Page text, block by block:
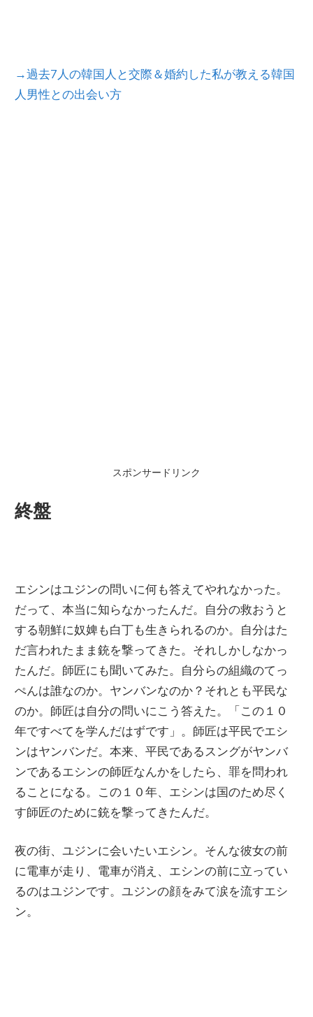
→過去7人の韓国人と交際＆婚約した私が教える韓国
人男性との出会い方
スポンサードリンク
終盤
エシンはユジンの問いに何も答えてやれなかった。
だって、本当に知らなかったんだ。自分の救おうと
する朝鮮に奴婢も白丁も生きられるのか。自分はた
だ言われたまま銃を撃ってきた。それしかしなかっ
たんだ。師匠にも聞いてみた。自分らの組織のてっ
ぺんは誰なのか。ヤンバンなのか？それとも平民な
のか。師匠は自分の問いにこう答えた。「この１０
年ですべてを学んだはずです」。師匠は平民でエシ
ンはヤンバンだ。本来、平民であるスングがヤンバ
ンであるエシンの師匠なんかをしたら、罪を問われ
ることになる。この１０年、エシンは国のため尽く
す師匠のために銃を撃ってきたんだ。
夜の街、ユジンに会いたいエシン。そんな彼女の前
に電車が走り、電車が消え、エシンの前に立ってい
るのはユジンです。ユジンの顔をみて涙を流すエシ
ン。